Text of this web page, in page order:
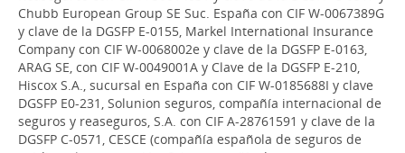
Chubb European Group SE Suc. España con CIF W-0067389G
y clave de la DGSFP E-0155, Markel International Insurance
Company con CIF W-0068002e y clave de la DGSFP E-0163,
ARAG SE, con CIF W-0049001A y Clave de la DGSFP E-210,
Hiscox S.A., sucursal en España con CIF W-0185688I y clave
DGSFP E0-231, Solunion seguros, compañía internacional de
seguros y reaseguros, S.A. con CIF A-28761591 y clave de la
DGSFP C-0571, CESCE (compañía española de seguros de